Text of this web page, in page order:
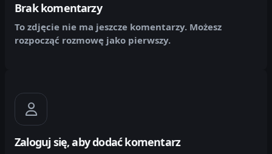
Brak komentarzy
To zdjęcie nie ma jeszcze komentarzy. Możesz
rozpocząć rozmowę jako pierwszy.
Zaloguj się, aby dodać komentarz